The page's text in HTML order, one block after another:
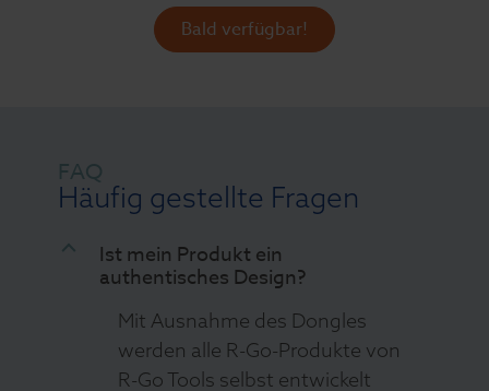
Bald verfügbar!
FAQ
Häufig gestellte Fragen
B Ist mein Produkt ein
authentisches Design?
Mit Ausnahme des Dongles
werden alle R-Go-Produkte von
R-Go Tools selbst entwickelt